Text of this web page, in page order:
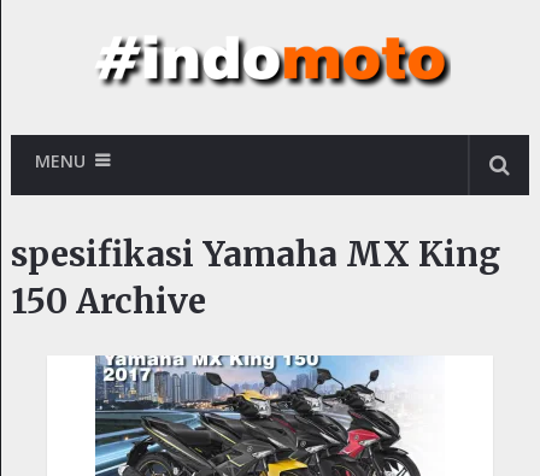
MENU
spesifikasi Yamaha MX King
150 Archive